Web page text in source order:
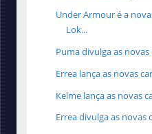
Under Armour é a
Lok...
Puma divulga as
Errea lança as novas
Kelme lança as novas
Errea divulga as novas